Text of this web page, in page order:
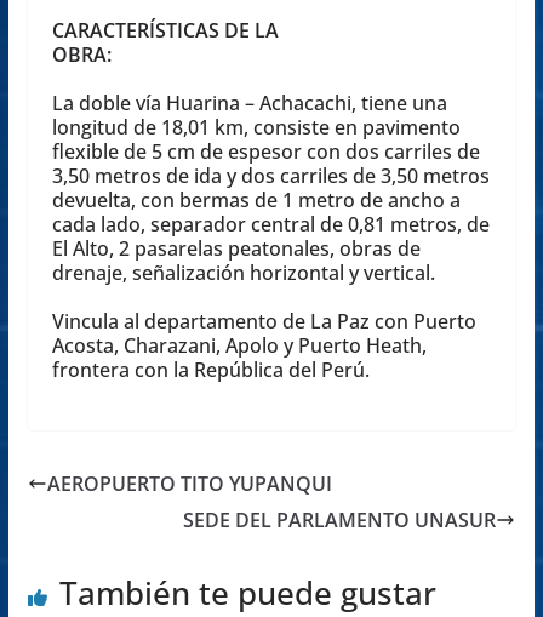
CARACTERÍSTICAS DE LA
OBRA:
La doble vía Huarina – Achacachi, tiene una
longitud de 18,01 km, consiste en pavimento
flexible de 5 cm de espesor con dos carriles de
3,50 metros de ida y dos carriles de 3,50 metros
devuelta, con bermas de 1 metro de ancho a
cada lado, separador central de 0,81 metros, de
El Alto, 2 pasarelas peatonales, obras de
drenaje, señalización horizontal y vertical.
Vincula al departamento de La Paz con Puerto
Acosta, Charazani, Apolo y Puerto Heath,
frontera con la República del Perú.
AEROPUERTO TITO YUPANQUI
SEDE DEL PARLAMENTO UNASUR
También te puede gustar